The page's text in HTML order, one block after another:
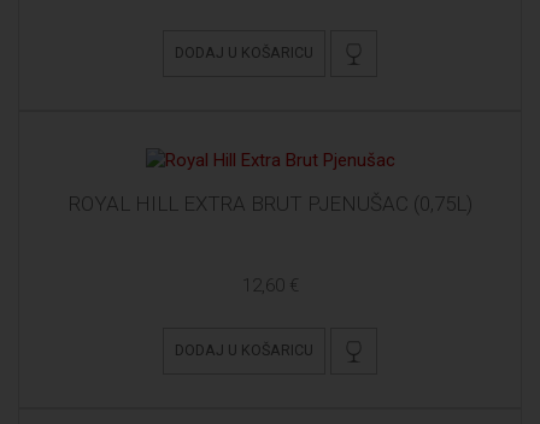
DODAJ U KOŠARICU
ROYAL HILL EXTRA BRUT PJENUŠAC (0,75L)
12,60 €
DODAJ U KOŠARICU